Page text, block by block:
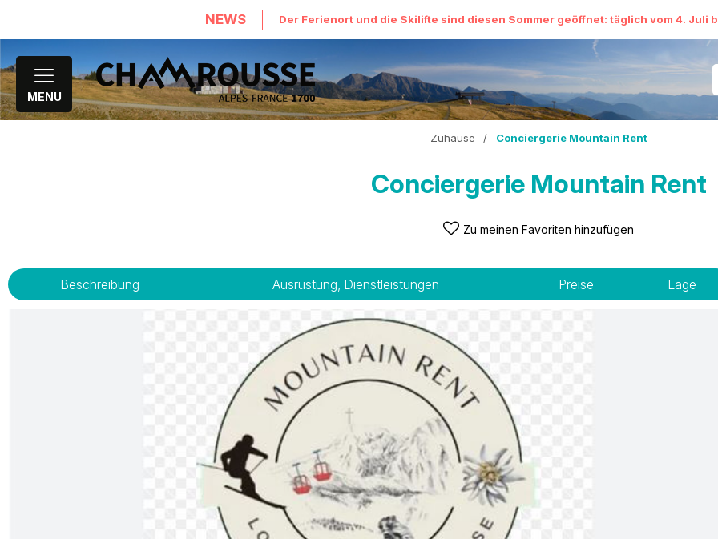
NEWS Der Ferienort und die Skilifte sind diesen Sommer geöffnet: täglich vom 4. Juli
MENU
Zuhause / Conciergerie Mountain Rent
Conciergerie Mountain Rent
Zu meinen Favoriten hinzufügen
Beschreibung Ausrüstung, Dienstleistungen Preise Lage